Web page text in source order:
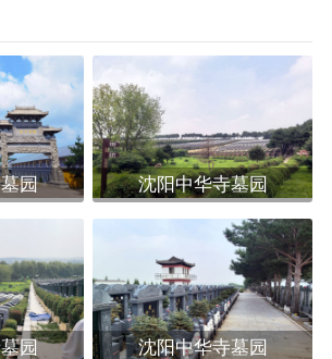
家AAAA级中华寺风景区，游客可
化的熏陶，也可以在自然景观中静心
静与安宁。墓园的布置和设计均符合
天气、地气和人道气，营造出一个内
的环境。
仅是一个安葬先人的场所，更是
史与文化的神圣之地，适合家属前来
园 沈阳中华寺墓园
园 沈阳中华寺墓园